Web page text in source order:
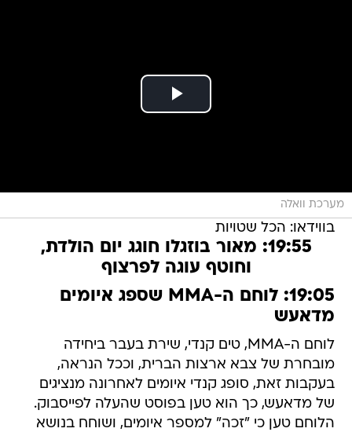
מערכת וואלה
בווידאו: הכל שטויות
19:55: מאור בוזגלו חוגג יום הולדת,
וחוטף עוגה לפרצוף
19:05: לוחם ה-MMA שספג איומים
מדאעש
לוחם ה-MMA, טים קנדי, שירת בעבר ביחידה
מובחרת של צבא ארצות הברית, וככל הנראה,
בעקבות זאת, סופג קנדי איומים לאחרונה מנציגים
של מדאעש, כך הוא טען בפוסט שהעלה לפייסבוק.
הלוחם טען כי "זכה" למספר איומים, ושוחח בנושא